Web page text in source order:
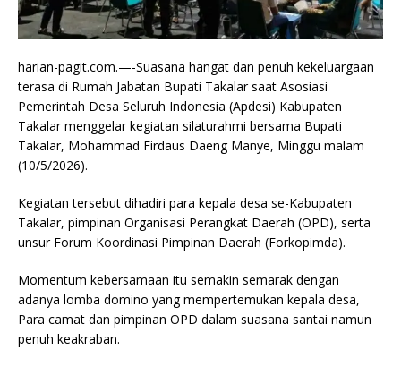
harian-pagit.com.—-Suasana hangat dan penuh kekeluargaan
terasa di Rumah Jabatan Bupati Takalar saat Asosiasi
Pemerintah Desa Seluruh Indonesia (Apdesi) Kabupaten
Takalar menggelar kegiatan silaturahmi bersama Bupati
Takalar, Mohammad Firdaus Daeng Manye, Minggu malam
(10/5/2026).
Kegiatan tersebut dihadiri para kepala desa se-Kabupaten
Takalar, pimpinan Organisasi Perangkat Daerah (OPD), serta
unsur Forum Koordinasi Pimpinan Daerah (Forkopimda).
Momentum kebersamaan itu semakin semarak dengan
adanya lomba domino yang mempertemukan kepala desa,
Para camat dan pimpinan OPD dalam suasana santai namun
penuh keakraban.